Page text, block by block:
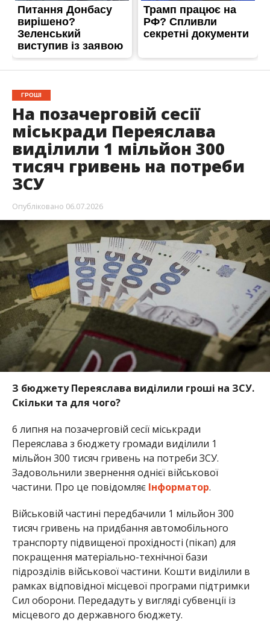
ГРОШІ
На позачерговій сесії
міськради Переяслава
виділили 1 мільйон 300
тисяч гривень на потреби
ЗСУ
Опубліковано 06.07.2026
З бюджету Переяслава виділили гроші на ЗСУ.
Скільки та для чого?
6 липня на позачерговій сесії міськради
Переяслава з бюджету громади виділили 1
мільйон 300 тисяч гривень на потреби ЗСУ.
Задовольнили звернення однієї військової
частини. Про це повідомляє Інформатор.
Військовій частині передбачили 1 мільйон 300
тисяч гривень на придбання автомобільного
транспорту підвищеної прохідності (пікап) для
покращення матеріально-технічної бази
підрозділів військової частини. Кошти виділили в
рамках відповідної місцевої програми підтримки
Сил оборони. Передадуть у вигляді субвенції із
місцевого до державного бюджету.